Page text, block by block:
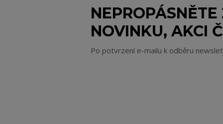
NOVINKU, AKCI
Po potvrzení e-mailu k odběru